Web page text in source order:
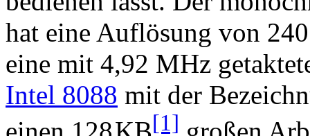
hat eine Auflösung von
eine mit 4,92 MHz
Intel 8088 mit der
[1]